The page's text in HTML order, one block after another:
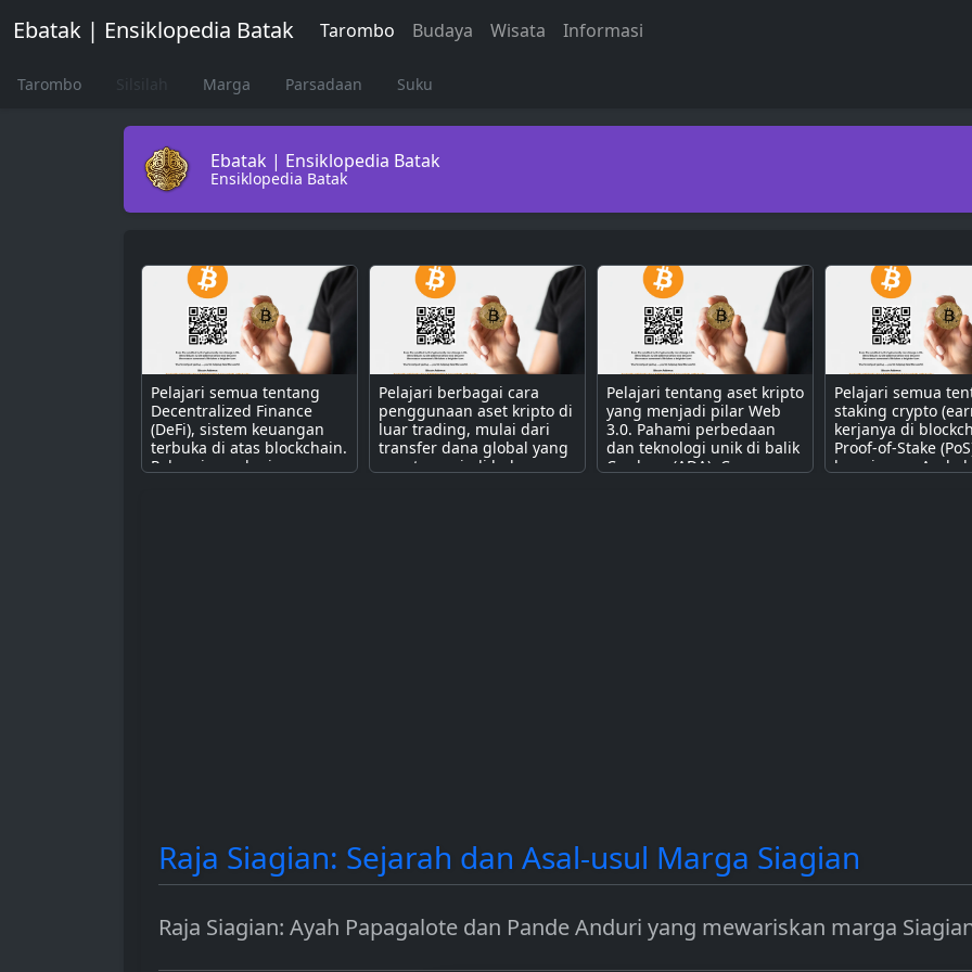
Ebatak | Ensiklopedia Batak Tarombo Budaya Wisata Informasi
Tarombo Marga Parsadaan Suku
Ebatak | Ensiklopedia Batak
Ensiklopedia Batak
Pelajari semua tentang
Decentralized Finance
(DeFi), sistem keuangan
terbuka di atas blockchain.
Pahami cara kerjanya
Pelajari berbagai cara
penggunaan aset kripto di
luar trading, mulai dari
transfer dana global yang
cepat, menjadi bahan
Pelajari tentang aset kripto
yang menjadi pilar Web
3.0. Pahami perbedaan
dan teknologi unik di balik
Cardano (ADA), Cosmos
Pelajari semua
staking crypto
kerjanya di
Proof-of-Stake
bagaimana Anda
Raja Siagian: Sejarah dan Asal-usul Marga Siagian
Raja Siagian: Ayah Papagalote dan Pande Anduri yang mewariskan marga